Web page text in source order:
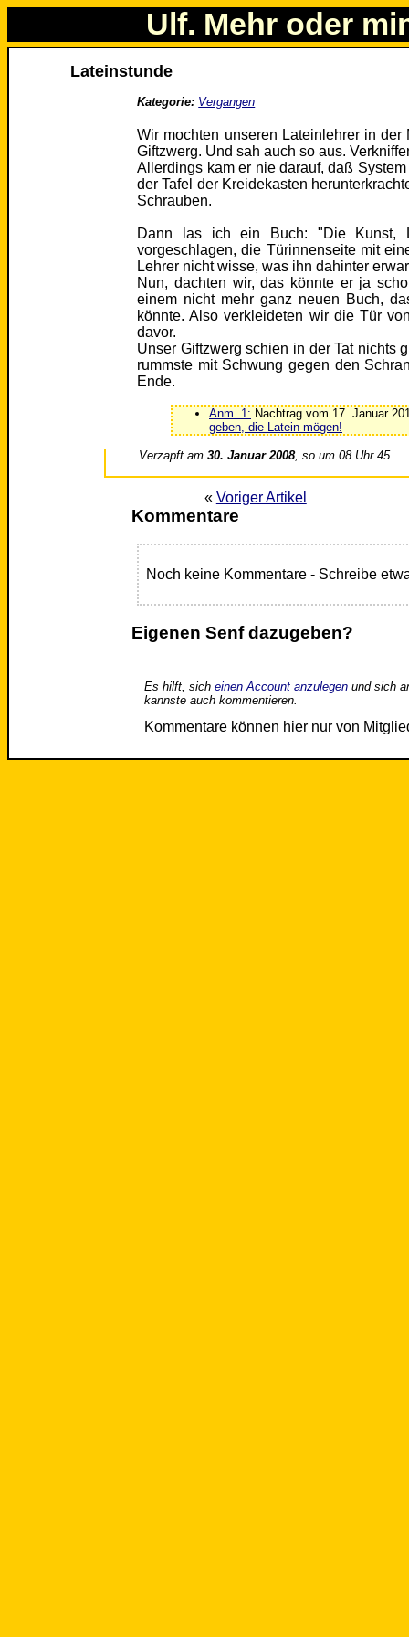
Ulf. Mehr oder
Lateinstunde
Kategorie: Vergangen
Wir mochten unseren Lateinlehrer in der
Giftzwerg. Und sah auch so aus.
Allerdings kam er nie darauf, daß
der Tafel der Kreidekasten
Schrauben.
Dann las ich ein Buch: "Die Kunst,
vorgeschlagen, die Türinnenseite mit
Lehrer nicht wisse, was ihn dahinter
Nun, dachten wir, das könnte er ja
einem nicht mehr ganz neuen Buch,
könnte. Also verkleideten wir die Tür
davor.
Unser Giftzwerg schien in der Tat nichts
rummste mit Schwung gegen den
Ende.
Anm. 1: Nachtrag vom 17. Januar
geben, die Latein mögen!
Verzapft am30. Januar 2008, so um 08 Uhr 45
« Voriger Artikel
Kommentare
Noch keine Kommentare - Schreibe
Eigenen Senf dazugeben?
Es hilft, sich einen Account anzulegenund sich
kannste auch kommentieren.
Kommentare können hier nur von